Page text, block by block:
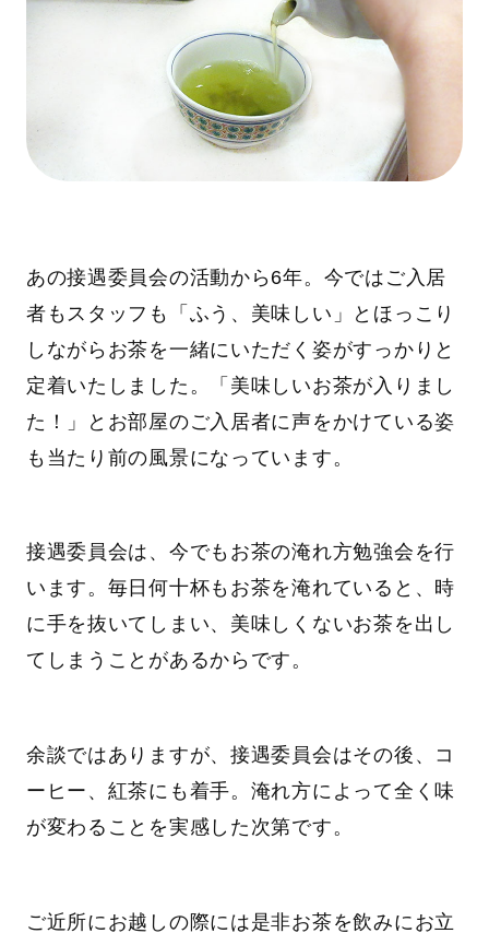
あの接遇委員会の活動から6年。今ではご入居
者もスタッフも「ふう、美味しい」とほっこり
しながらお茶を一緒にいただく姿がすっかりと
定着いたしました。「美味しいお茶が入りまし
た！」とお部屋のご入居者に声をかけている姿
も当たり前の風景になっています。
接遇委員会は、今でもお茶の淹れ方勉強会を行
います。毎日何十杯もお茶を淹れていると、時
に手を抜いてしまい、美味しくないお茶を出し
てしまうことがあるからです。
余談ではありますが、接遇委員会はその後、コ
ーヒー、紅茶にも着手。淹れ方によって全く味
が変わることを実感した次第です。
ご近所にお越しの際には是非お茶を飲みにお立